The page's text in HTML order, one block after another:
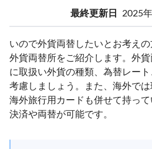
最終更新日 2025
いので外貨両替したいとお考え
外貨両替所をご紹介します。外
に取扱い外貨の種類、為替レー
考慮しましょう。また、海外で
海外旅行用カードも併せて持っ
決済や両替が可能です。